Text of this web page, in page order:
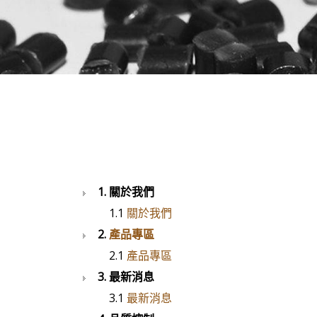
1. 關於我們
1.1 關於我們
2. 產品專區
2.1 產品專區
3. 最新消息
3.1 最新消息